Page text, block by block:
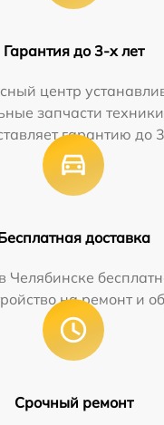
Гарантия до 3-х лет
центр
запчасти
гарантию до
доставка
Челябинске
на ремонт и
Срочный ремонт